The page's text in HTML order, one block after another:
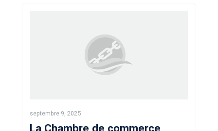
septembre 9, 2025
La Chambre de commerce